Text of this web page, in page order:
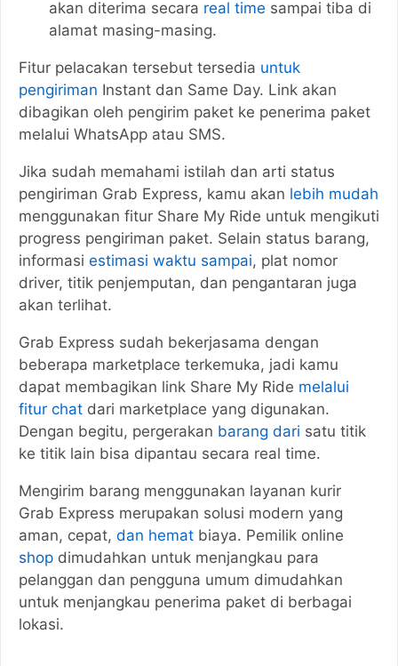
akan diterima secara real time sampai tiba di
alamat masing-masing.
Fitur pelacakan tersebut tersedia untuk
pengiriman Instant dan Same Day. Link akan
dibagikan oleh pengirim paket ke penerima paket
melalui WhatsApp atau SMS.
Jika sudah memahami istilah dan arti status
pengiriman Grab Express, kamu akan lebih mudah
menggunakan fitur Share My Ride untuk mengikuti
progress pengiriman paket. Selain status barang,
informasi estimasi waktu sampai, plat nomor
driver, titik penjemputan, dan pengantaran juga
akan terlihat.
Grab Express sudah bekerjasama dengan
beberapa marketplace terkemuka, jadi kamu
dapat membagikan link Share My Ride melalui
fitur chat dari marketplace yang digunakan.
Dengan begitu, pergerakan barang dari satu titik
ke titik lain bisa dipantau secara real time.
Mengirim barang menggunakan layanan kurir
Grab Express merupakan solusi modern yang
aman, cepat, dan hemat biaya. Pemilik online
shop dimudahkan untuk menjangkau para
pelanggan dan pengguna umum dimudahkan
untuk menjangkau penerima paket di berbagai
lokasi.